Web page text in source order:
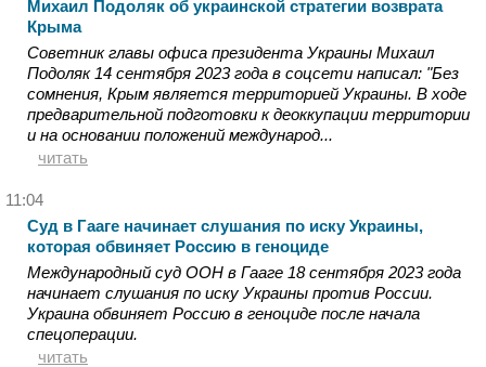
Михаил Подоляк об украинской стратегии возврата
Крыма
Советник главы офиса президента Украины Михаил
Подоляк 14 сентября 2023 года в соцсети написал: "Без
сомнения, Крым является территорией Украины. В ходе
предварительной подготовки к деоккупации территории
и на основании положений международ...
читать
11:04
Суд в Гааге начинает слушания по иску Украины,
которая обвиняет Россию в геноциде
Международный суд ООН в Гааге 18 сентября 2023 года
начинает слушания по иску Украины против России.
Украина обвиняет Россию в геноциде после начала
спецоперации.
читать